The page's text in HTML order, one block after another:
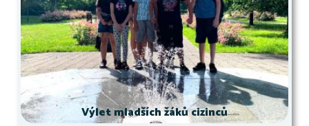
Výlet mladších žáků cizinců